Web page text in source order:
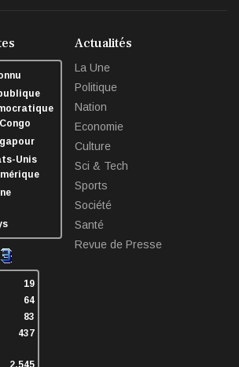
Unis
19
64
83
437
2.545
Actualités
La Une
Politique
Nation
Economie
Culture
Sci & Tech
Sports
Société
Santé
Revue de Presse